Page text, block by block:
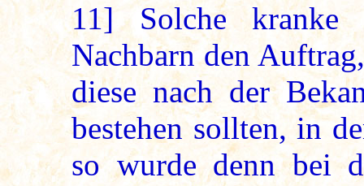
11] Solche kranke
Nachbarn den
diese nach der
bestehen sollten, in
so wurde denn bei